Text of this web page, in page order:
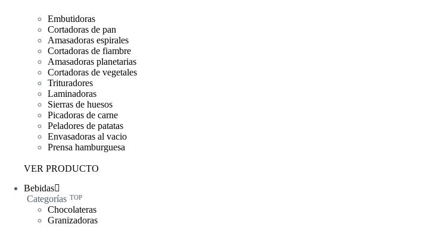
Embutidoras
Cortadoras de pan
Amasadoras espirales
Cortadoras de fiambre
Amasadoras planetarias
Cortadoras de vegetales
Trituradores
Laminadoras
Sierras de huesos
Picadoras de carne
Peladores de patatas
Envasadoras al vacio
Prensa hamburguesa
VER PRODUCTO
Bebidas
Categorías TOP
Chocolateras
Granizadoras